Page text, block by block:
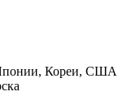
Кореи, США